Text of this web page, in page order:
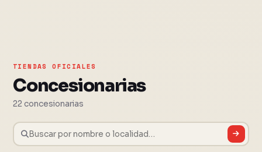
TIENDAS OFICIALES
Concesionarias
22 concesionarias